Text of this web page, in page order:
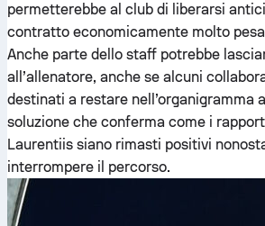
permetterebbe al club di liberarsi
contratto economicamente molto
Anche parte dello staff potrebbe
all’allenatore, anche se alcuni
destinati a restare nell’organigramma
soluzione che conferma come i
Laurentiis siano rimasti positivi
interrompere il percorso.